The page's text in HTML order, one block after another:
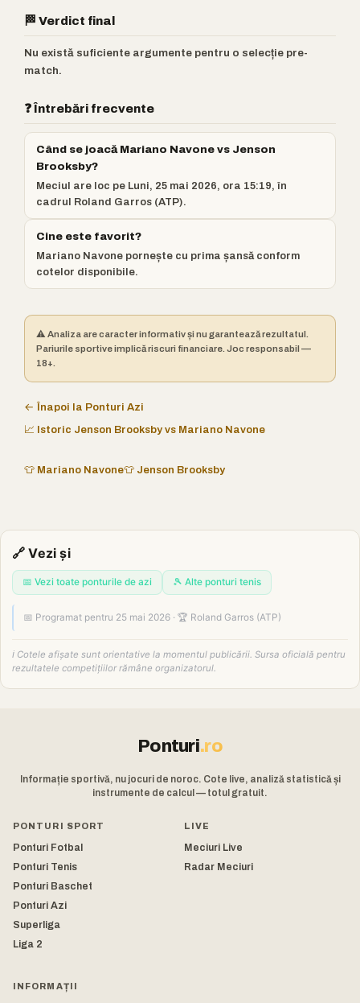
🏁 Verdict final
Nu există suficiente argumente pentru o selecție pre-
match.
❓ Întrebări frecvente
Când se joacă Mariano Navone vs Jenson
Brooksby?
Meciul are loc pe Luni, 25 mai 2026, ora 15:19, în
cadrul Roland Garros (ATP).
Cine este favorit?
Mariano Navone pornește cu prima șansă conform
cotelor disponibile.
⚠️ Analiza are caracter informativ și nu garantează rezultatul.
Pariurile sportive implică riscuri financiare. Joc responsabil —
18+.
← Înapoi la Ponturi Azi
📈 Istoric Jenson Brooksby vs Mariano Navone
👕 Mariano Navone👕 Jenson Brooksby
🔗 Vezi și
📅 Vezi toate ponturile de azi 🎾 Alte ponturi tenis
📅 Programat pentru 25 mai 2026 · 🏆 Roland Garros (ATP)
ℹ️ Cotele afișate sunt orientative la momentul publicării. Sursa oficială pentru
rezultatele competițiilor rămâne organizatorul.
Ponturi.ro
Informație sportivă, nu jocuri de noroc. Cote live, analiză statistică și
instrumente de calcul — totul gratuit.
PONTURI SPORT
Ponturi Fotbal
Ponturi Tenis
Ponturi Baschet
Ponturi Azi
Superliga
Liga 2
LIVE
Meciuri Live
Radar Meciuri
INFORMAȚII